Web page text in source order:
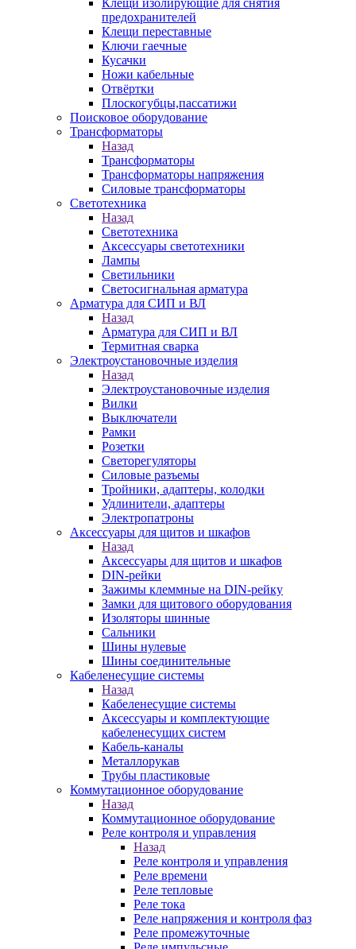
Клещи изолирующие для снятия
предохранителей
Клещи переставные
Ключи гаечные
Кусачки
Ножи кабельные
Отвёртки
Плоскогубцы,пассатижи
Поисковое оборудование
Трансформаторы
Назад
Трансформаторы
Трансформаторы напряжения
Силовые трансформаторы
Светотехника
Назад
Светотехника
Аксессуары светотехники
Лампы
Светильники
Светосигнальная арматура
Арматура для СИП и ВЛ
Назад
Арматура для СИП и ВЛ
Термитная сварка
Электроустановочные изделия
Назад
Электроустановочные изделия
Вилки
Выключатели
Рамки
Розетки
Светорегуляторы
Силовые разъемы
Тройники, адаптеры, колодки
Удлинители, адаптеры
Электропатроны
Аксессуары для щитов и шкафов
Назад
Аксессуары для щитов и шкафов
DIN-рейки
Зажимы клеммные на DIN-рейку
Замки для щитового оборудования
Изоляторы шинные
Сальники
Шины нулевые
Шины соединительные
Кабеленесущие системы
Назад
Кабеленесущие системы
Аксессуары и комплектующие
кабеленесущих систем
Кабель-каналы
Металлорукав
Трубы пластиковые
Коммутационное оборудование
Назад
Коммутационное оборудование
Реле контроля и управления
Назад
Реле контроля и управления
Реле времени
Реле тепловые
Реле тока
Реле напряжения и контроля фаз
Реле промежуточные